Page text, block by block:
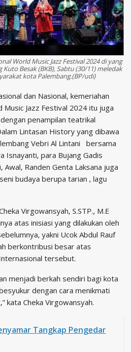
World Music Jazz Festival 2024 di yang
Besak (BKB), Sabtu (30/11) meledak
kota Palembang.(BP/udi)
dan Nasional, kemeriahan
Music Jazz Festival 2024 itu juga
penampilan teatrikal
Lintasan History yang dibawa
Vebri Al Lintani bersama
Isnayanti, para Bujang Gadis
Awal, Randen Genta Laksana juga
budaya berupa tarian , lagu
Virgowansyah, S.STP., M.E
atas inisiasi yang dilakukan oleh
yakni Ucok Abdul Rauf
berkontribusi besar atas
tersebut.
menjadi berkah sendiri bagi kota
dengan cara menikmati
kata Cheka Virgowansyah.
Tangkap Pengedar